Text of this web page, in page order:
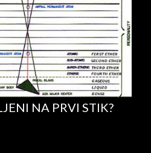
NA PRVI STIK?